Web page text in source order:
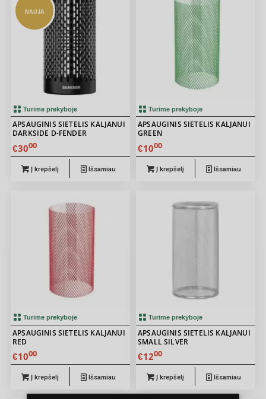
Turime prekyboje
NAUJA
APSAUGINIS SIETELIS KALJANUI
DARKSIDE D-FENDER
€3000
Į krepšelį Išsamiau
Turime prekyboje
APSAUGINIS SIETELIS KALJANUI
GREEN
€1000
Į krepšelį Išsamiau
Turime prekyboje
APSAUGINIS SIETELIS KALJANUI
RED
€1000
Į krepšelį Išsamiau
Turime prekyboje
APSAUGINIS SIETELIS KALJANUI
SMALL SILVER
€1200
Į krepšelį Išsamiau